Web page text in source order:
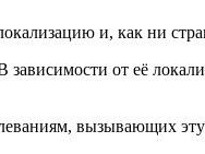
и, как ни
от её
вызывающих